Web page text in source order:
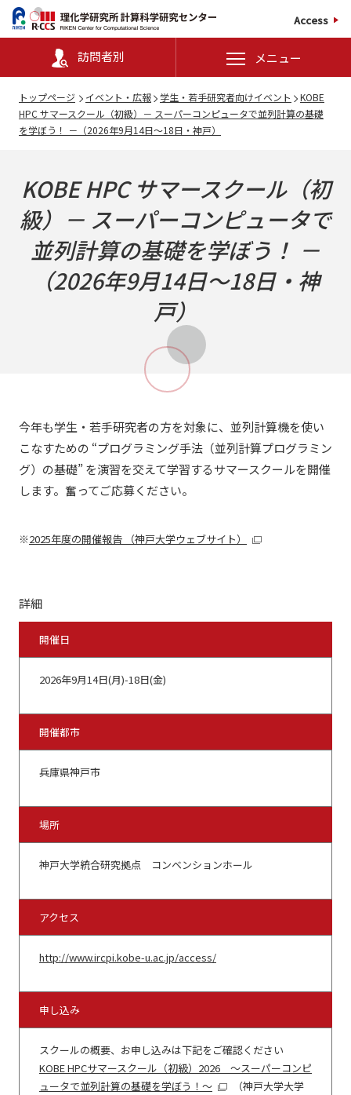
Access
訪問者別 メニュー
トップページ イベント・広報 学生・若手研究者向けイベント
KOBE
HPC サマースクール（初級）－ スーパーコンピュータで並列計算の基礎
を学ぼう！ －（2026年9月14日～18日・神戸）
KOBE HPC サマースクール（初
級）－ スーパーコンピュータで
並列計算の基礎を学ぼう！ －
（2026年9月14日～18日・神
戸）
今年も学生・若手研究者の方を対象に、並列計算機を使い
こなすための “プログラミング手法（並列計算プログラミン
グ）の基礎” を演習を交えて学習するサマースクールを開催
します。奮ってご応募ください。
2025年度の開催報告 （神戸大学ウェブサイト）
詳細
開催日
2026年9月14日(月)-18日(金)
開催都市
兵庫県神戸市
場所
神戸大学統合研究拠点 コンベンションホール
アクセス
http://www.ircpi.kobe-u.ac.jp/access/
申し込み
スクールの概要、お申し込みは下記をご確認ください
KOBE HPCサマースクール（初級）2026 ～スーパーコンピ
ュータで並列計算の基礎を学ぼう！～
（神戸大学大学